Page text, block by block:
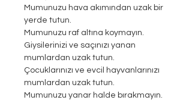
Mumunuzu hava akımından uzak bir
yerde tutun.
Mumunuzu raf altına koymayın.
Giysilerinizi ve saçınızı yanan
mumlardan uzak tutun.
Çocuklarınızı ve evcil hayvanlarınızı
mumlardan uzak tutun.
Mumunuzu yanar halde bırakmayın.